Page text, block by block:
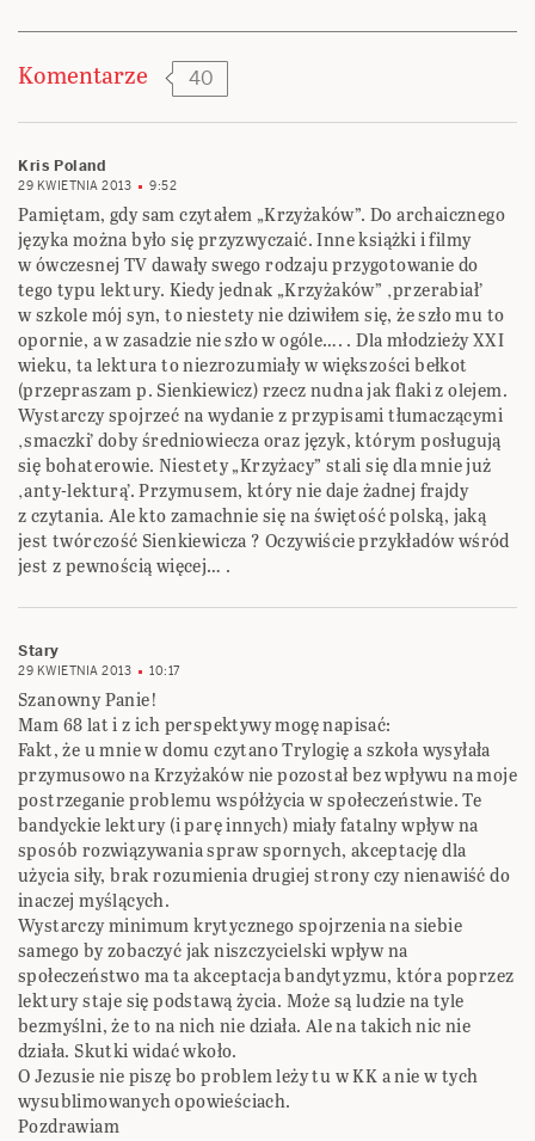
Komentarze 40
Kris Poland
29 KWIETNIA 2013 9:52
Pamiętam, gdy sam czytałem „Krzyżaków”. Do archaicznego
języka można było się przyzwyczaić. Inne książki i filmy
w ówczesnej TV dawały swego rodzaju przygotowanie do
tego typu lektury. Kiedy jednak „Krzyżaków” ‚przerabiał’
w szkole mój syn, to niestety nie dziwiłem się, że szło mu to
opornie, a w zasadzie nie szło w ogóle…. . Dla młodzieży XXI
wieku, ta lektura to niezrozumiały w większości bełkot
(przepraszam p. Sienkiewicz) rzecz nudna jak flaki z olejem.
Wystarczy spojrzeć na wydanie z przypisami tłumaczącymi
‚smaczki’ doby średniowiecza oraz język, którym posługują
się bohaterowie. Niestety „Krzyżacy” stali się dla mnie już
‚anty-lekturą’. Przymusem, który nie daje żadnej frajdy
z czytania. Ale kto zamachnie się na świętość polską, jaką
jest twórczość Sienkiewicza ? Oczywiście przykładów wśród
jest z pewnością więcej… .
Stary
29 KWIETNIA 2013 10:17
Szanowny Panie!
Mam 68 lat i z ich perspektywy mogę napisać:
Fakt, że u mnie w domu czytano Trylogię a szkoła wysyłała
przymusowo na Krzyżaków nie pozostał bez wpływu na moje
postrzeganie problemu współżycia w społeczeństwie. Te
bandyckie lektury (i parę innych) miały fatalny wpływ na
sposób rozwiązywania spraw spornych, akceptację dla
użycia siły, brak rozumienia drugiej strony czy nienawiść do
inaczej myślących.
Wystarczy minimum krytycznego spojrzenia na siebie
samego by zobaczyć jak niszczycielski wpływ na
społeczeństwo ma ta akceptacja bandytyzmu, która poprzez
lektury staje się podstawą życia. Może są ludzie na tyle
bezmyślni, że to na nich nie działa. Ale na takich nic nie
działa. Skutki widać wkoło.
O Jezusie nie piszę bo problem leży tu w KK a nie w tych
wysublimowanych opowieściach.
Pozdrawiam